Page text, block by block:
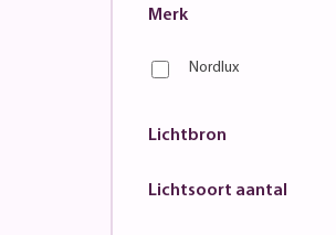
Merk
Nordlux
Lichtbron
Lichtsoort aantal